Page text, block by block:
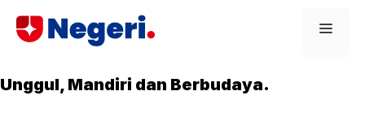
Unggul, Mandiri dan Berbudaya.